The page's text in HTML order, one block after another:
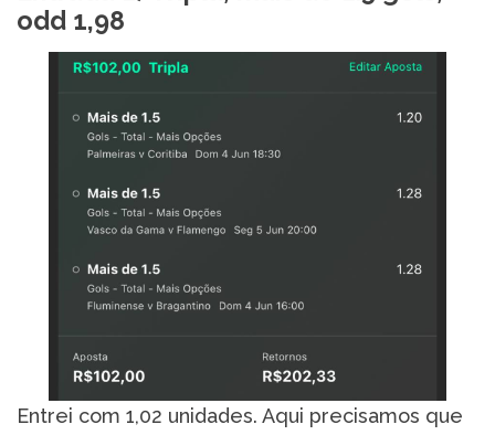
odd 1,98
Entrei com 1,02 unidades. Aqui precisamos que